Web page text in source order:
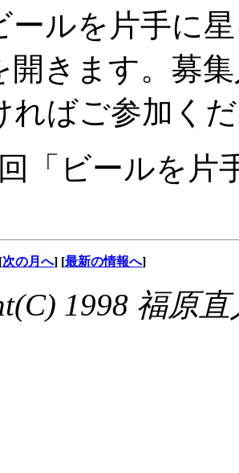
ールを片手に
開きます。募
ればご参加く
「ビールを片
[次の月へ] [最新の情報へ]
1998 福原